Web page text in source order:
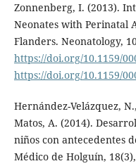
Zonnenberg, I. (2013).
Neonates with Perinatal
Flanders. Neonatology,
https://doi.org/10.1159/
https://doi.org/10.1159/
Hernández-Velázquez,
Matos, A. (2014).
niños con antecedentes
Médico de Holguín,